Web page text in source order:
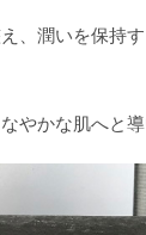
、潤いを保持
やかな肌へと導